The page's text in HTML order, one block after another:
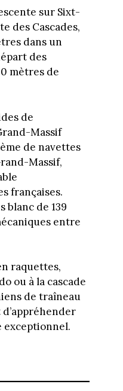
sur Sixt-
des Cascades,
dans un
des
mètres de
de
Massif
de navettes
Massif,
françaises.
blanc de 139
entre
raquettes,
ou à la cascade
de traîneau
exceptionnel.